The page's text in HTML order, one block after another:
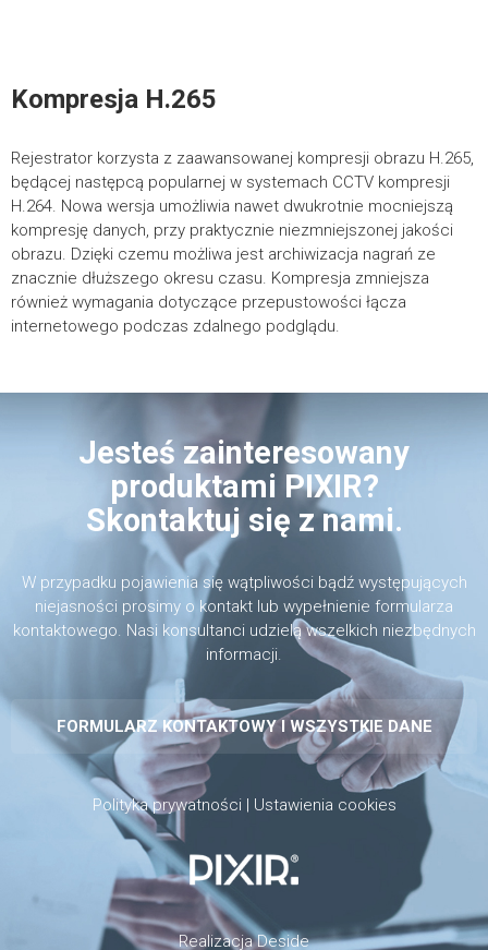
Kompresja H.265
Rejestrator korzysta z zaawansowanej kompresji obrazu H.265,
będącej następcą popularnej w systemach CCTV kompresji
H.264. Nowa wersja umożliwia nawet dwukrotnie mocniejszą
kompresję danych, przy praktycznie niezmniejszonej jakości
obrazu. Dzięki czemu możliwa jest archiwizacja nagrań ze
znacznie dłuższego okresu czasu. Kompresja zmniejsza
również wymagania dotyczące przepustowości łącza
internetowego podczas zdalnego podglądu.
Jesteś zainteresowany
produktami PIXIR?
Skontaktuj się z nami.
W przypadku pojawienia się wątpliwości bądź występujących
niejasności prosimy o kontakt lub wypełnienie formularza
kontaktowego. Nasi konsultanci udzielą wszelkich niezbędnych
informacji.
FORMULARZ KONTAKTOWY I WSZYSTKIE DANE
Polityka prywatności | Ustawienia cookies
RealizacjaDeside